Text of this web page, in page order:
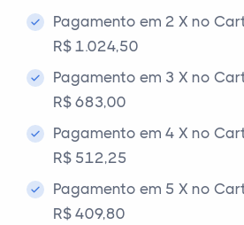
Pagamento em 2 X no
R$ 1.024,50
Pagamento em 3 X no
R$ 683,00
Pagamento em 4 X no
R$ 512,25
Pagamento em 5 X no
R$ 409,80